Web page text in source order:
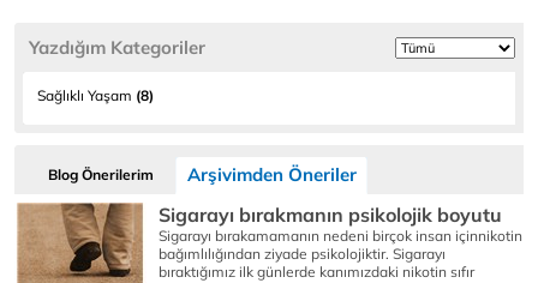
Yazdığım Kategoriler
Sağlıklı Yaşam (8)
Blog Önerilerim Arşivimden Öneriler
Sigarayı bırakmanın psikolojik boyutu
Sigarayı bırakamamanın nedeni birçok insan içinnikotin
bağımlılığından ziyade psikolojiktir. Sigarayı
bıraktığımız ilk günlerde kanımızdaki nikotin sıfır